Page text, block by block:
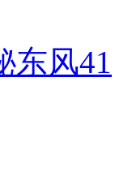
东风41